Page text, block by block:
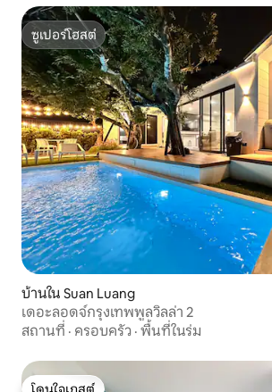
ซูเปอร์โฮสต์
ซูเปอร์โฮสต์
บ้านใน Suan Luang
เดอะลอดจ์กรุงเทพพูลวิลล่า 2
สถานที่ · ครอบครัว · พื้นที่ในร่ม